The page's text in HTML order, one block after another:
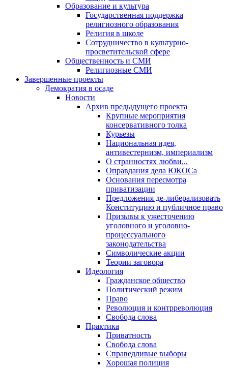
Образование и культура
Государственная поддержка
религиозного образования
Религия в школе
Сотрудничество в культурно-
просветительской сфере
Общественность и СМИ
Религиозные СМИ
Завершенные проекты
Демократия в осаде
Новости
Архив предыдущего проекта
Крупные мероприятия
консервативного толка
Курьезы
Национальная идея,
антивестернизм, империализм
О странностях любви...
Оправдания дела ЮКОСа
Основания пересмотра
приватизации
Предложения де-либерализовать
Конституцию и публичное право
Призывы к ужесточению
уголовного и уголовно-
процессуального
законодательства
Символические акции
Теории заговора
Идеология
Гражданское общество
Политический режим
Право
Революция и контрреволюция
Свобода слова
Практика
Приватность
Свобода слова
Справедливые выборы
Хорошая полиция